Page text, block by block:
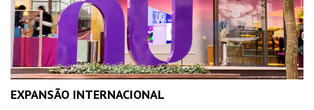
EXPANSÃO INTERNACIONAL